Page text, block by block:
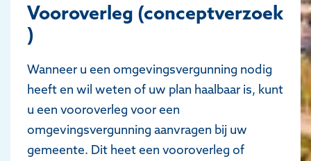
Vooroverleg (conceptverzoek
)
Wanneer u een omgevingsvergunning nodig
heeft en wil weten of uw plan haalbaar is, kunt
u een vooroverleg voor een
omgevingsvergunning aanvragen bij uw
gemeente. Dit heet een vooroverleg of